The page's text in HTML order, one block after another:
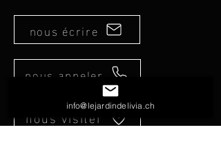
nous écrire
nous appeler
nous visiter
info@lejardindelivia.ch